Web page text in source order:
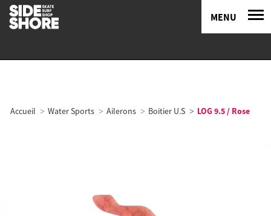
MENU
Accueil Water Sports Ailerons Boitier U.S LOG 9.5 / Rose